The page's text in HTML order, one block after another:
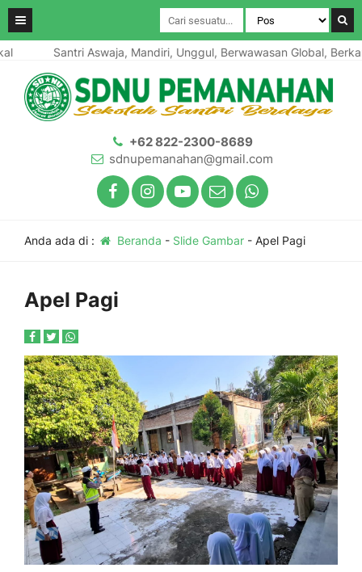
Santri Aswaja, Mandiri, Unggul, Berwawasan Global,
+62 822-2300-8689
sdnupemanahan@gmail.com
Anda ada di : Beranda - Slide Gambar- Apel Pagi
Apel Pagi